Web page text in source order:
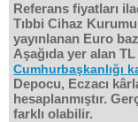
Referans fiyatları
Tıbbi Cihaz
yayınlanan Euro
Aşağıda yer alan
Cumhurbaşkanlığı
Depocu, Eczacı
hesaplanmıştır.
farklı olabilir.